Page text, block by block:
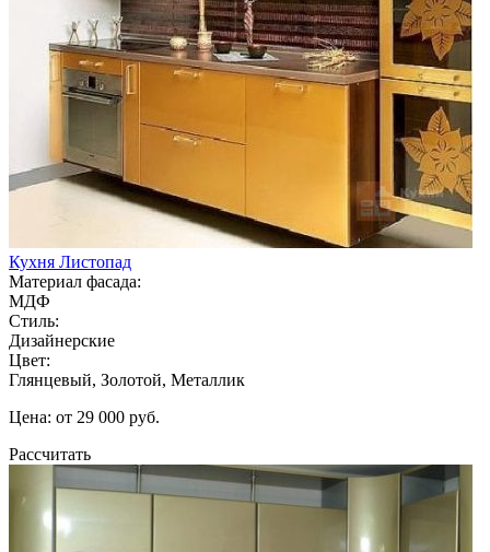
Кухня Листопад
Материал фасада:
МДФ
Стиль:
Дизайнерские
Цвет:
Глянцевый, Золотой, Металлик
Цена: от 29 000 руб.
Рассчитать